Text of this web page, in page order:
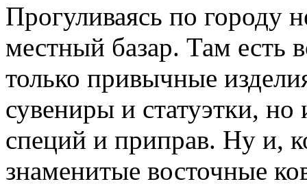
Прогуливаясь по городу
местный базар. Там есть
только привычные
сувениры и статуэтки,
специй и приправ. Ну и,
знаменитые восточные